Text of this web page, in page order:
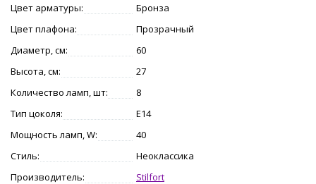
Цвет арматуры:
Бронза
Цвет плафона:
Прозрачный
Диаметр, см:
60
Высота, см:
27
Количество ламп, шт:
8
Тип цоколя:
E14
Мощность ламп, W:
40
Стиль:
Неоклассика
Производитель:
Stilfort